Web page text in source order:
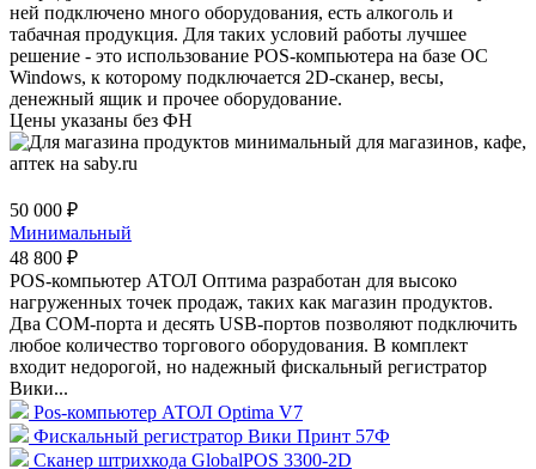
ней подключено много оборудования, есть алкоголь и
табачная продукция. Для таких условий работы лучшее
решение - это использование POS-компьютера на базе ОС
Windows, к которому подключается 2D-сканер, весы,
денежный ящик и прочее оборудование.
Цены указаны без ФН
50 000 ₽
Минимальный
48 800 ₽
POS-компьютер АТОЛ Оптима разработан для высоко
нагруженных точек продаж, таких как магазин продуктов.
Два COM-порта и десять USB-портов позволяют подключить
любое количество торгового оборудования. В комплект
входит недорогой, но надежный фискальный регистратор
Вики...
Pos-компьютер АТОЛ Optima V7
Фискальный регистратор Вики Принт 57Ф
Сканер штрихкода GlobalPOS 3300-2D